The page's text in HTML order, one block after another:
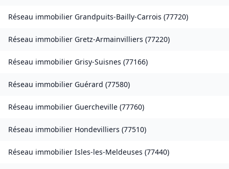
Réseau immobilier Grandpuits-Bailly-Carrois (77720)
Réseau immobilier Gretz-Armainvilliers (77220)
Réseau immobilier Grisy-Suisnes (77166)
Réseau immobilier Guérard (77580)
Réseau immobilier Guercheville (77760)
Réseau immobilier Hondevilliers (77510)
Réseau immobilier Isles-les-Meldeuses (77440)